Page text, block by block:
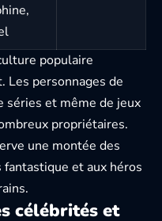
populaire
Les personnages de
séries et même de jeux
propriétaires.
une montée des
et aux héros
célébrités et